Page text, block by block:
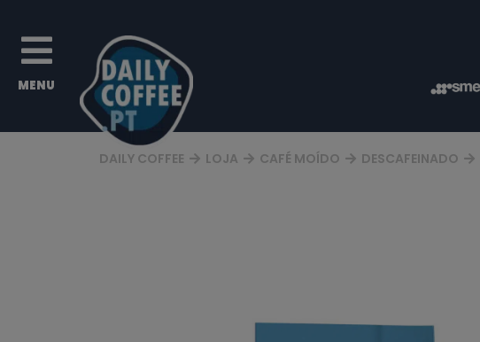
DAILY COFFEE LOJA CAFÉ MOÍDO DESCAFEINADO